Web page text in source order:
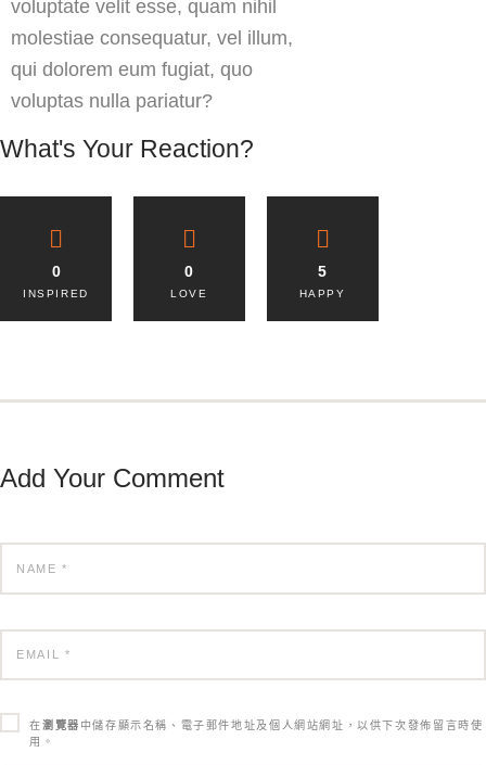
voluptate velit esse, quam nihil
molestiae consequatur, vel illum,
qui dolorem eum fugiat, quo
voluptas nulla pariatur?
What's Your Reaction?
0
INSPIRED
0
LOVE
5
HAPPY
Add Your Comment
在瀏覽器 中儲存顯示名稱、電子郵件地址及個人網站網址，以供下次發佈留言時使
用。